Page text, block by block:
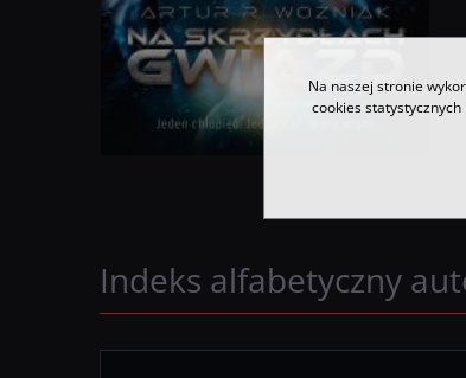
Indeks alfabetyczny
Na naszej stronie
cookies statystycznych